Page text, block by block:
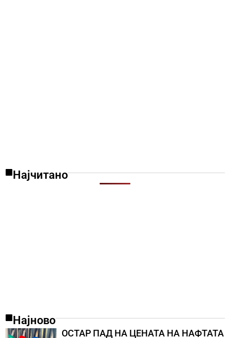
Најчитано
Најново
ОСТАР ПАД НА ЦЕНАТА НА НАФТАТА